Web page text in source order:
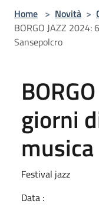
Home > Novità >
BORGO JAZZ
Sansepolcro
giorni
Festival jazz
Data :